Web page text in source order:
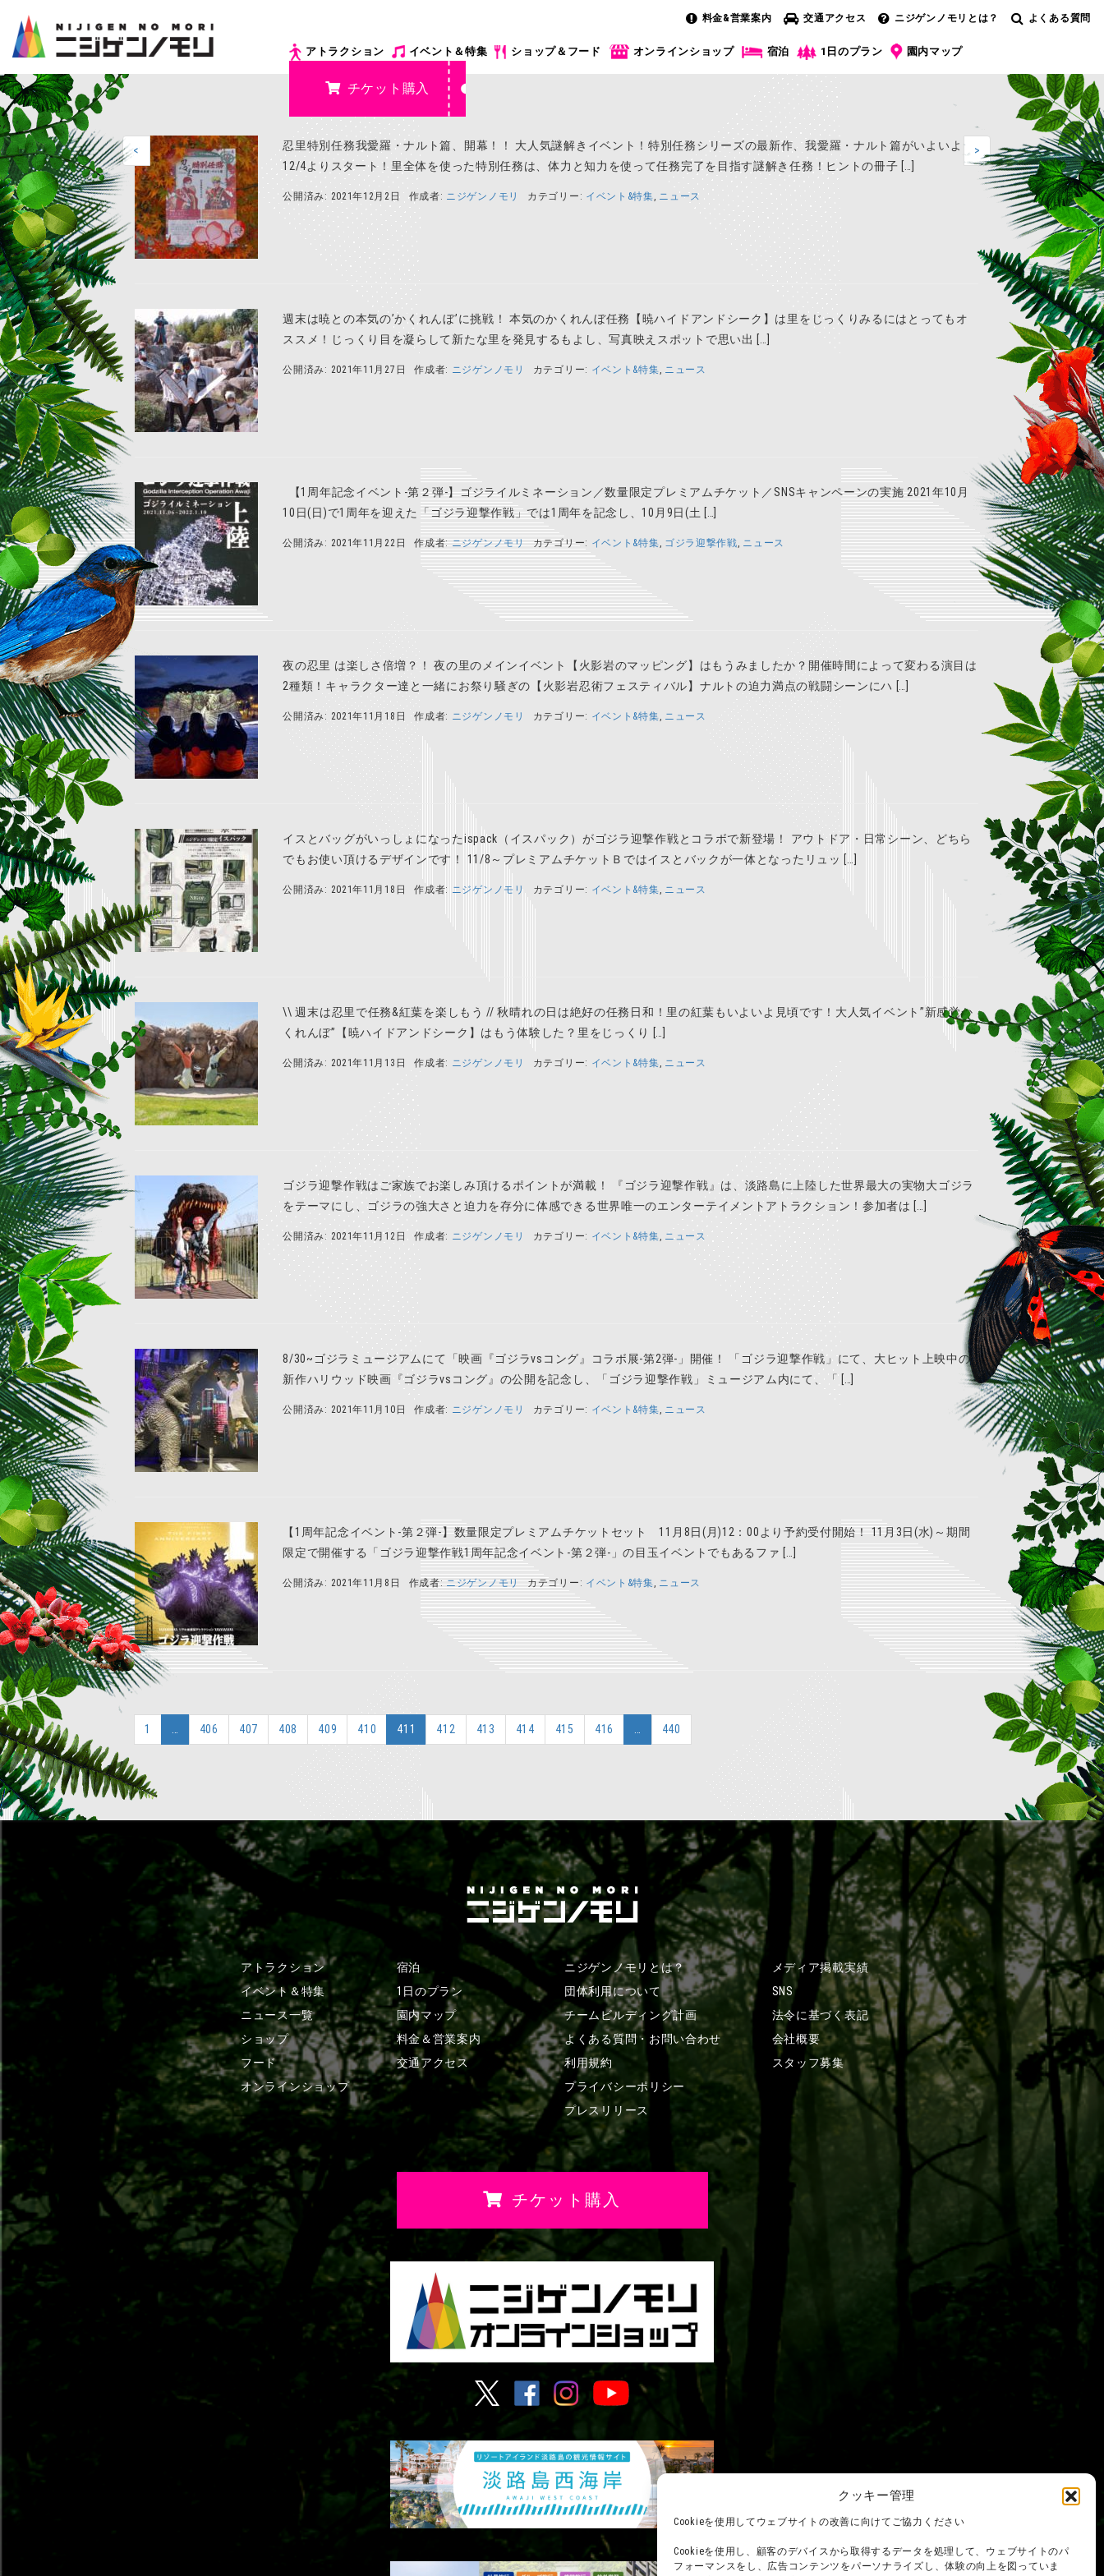
クッキー管理
Cookieを使用してウェブサイトの改善に向けてご協力ください
Cookieを使用し、顧客のデバイスから取得するデータを処理して、ウェブサイトのパ
フォーマンスをし、広告コンテンツをパーソナライズし、体験の向上を図っていま
料金&営業案内 交通アクセス ニジゲンノモリとは？ よくある質問
アトラクション イベント＆特集 ショップ＆フード オンラインショップ 宿泊 1日のプラン 園内マップ
チケット購入
忍里特別任務我愛羅・ナルト篇、開幕！！ 大人気謎解きイベント！特別任務シリーズの最新作、我愛羅・ナルト篇がいよいよ
12/4よりスタート！里全体を使った特別任務は、体力と知力を使って任務完了を目指す謎解き任務！ヒントの冊子 […]
公開済み: 2021年12月2日 作成者: ニジゲンノモリ カテゴリー: イベント&特集 ニュース
週末は暁との本気の’かくれんぼ’に挑戦！ 本気のかくれんぼ任務【暁ハイドアンドシーク】は里をじっくりみるにはとってもオ
ススメ！じっくり目を凝らして新たな里を発見するもよし、写真映えスポットで思い出 […]
公開済み: 2021年11月27日 作成者: ニジゲンノモリ カテゴリー: イベント&特集 ニュース
【1周年記念イベント-第２弾-】ゴジライルミネーション／数量限定プレミアムチケット／SNSキャンペーンの実施 2021年10月
10日(日)で1周年を迎えた「ゴジラ迎撃作戦」では1周年を記念し、10月9日(土 […]
公開済み: 2021年11月22日 作成者: ニジゲンノモリ カテゴリー: イベント&特集 ゴジラ迎撃作戦 ニュース
夜の忍里 は楽しさ倍増？！ 夜の里のメインイベント【火影岩のマッピング】はもうみましたか？開催時間によって変わる演目は
2種類！キャラクター達と一緒にお祭り騒ぎの【火影岩忍術フェスティバル】ナルトの迫力満点の戦闘シーンにハ […]
公開済み: 2021年11月18日 作成者: ニジゲンノモリ カテゴリー: イベント&特集 ニュース
イスとバッグがいっしょになったispack（イスパック）がゴジラ迎撃作戦とコラボで新登場！ アウトドア・日常シーン、どちら
でもお使い頂けるデザインです！ 11/8～プレミアムチケットＢではイスとバックが一体となったリュッ […]
公開済み: 2021年11月18日 作成者: ニジゲンノモリ カテゴリー: イベント&特集 ニュース
\\ 週末は忍里で任務&紅葉を楽しもう // 秋晴れの日は絶好の任務日和！里の紅葉もいよいよ見頃です！大人気イベント”新感覚か
くれんぼ”【暁ハイドアンドシーク】はもう体験した？里をじっくり […]
公開済み: 2021年11月13日 作成者: ニジゲンノモリ カテゴリー: イベント&特集 ニュース
ゴジラ迎撃作戦はご家族でお楽しみ頂けるポイントが満載！ 『ゴジラ迎撃作戦』は、淡路島に上陸した世界最大の実物大ゴジラ
をテーマにし、ゴジラの強大さと迫力を存分に体感できる世界唯一のエンターテイメントアトラクション！参加者は […]
公開済み: 2021年11月12日 作成者: ニジゲンノモリ カテゴリー: イベント&特集 ニュース
8/30~ゴジラミュージアムにて「映画『ゴジラvsコング』コラボ展-第2弾-」開催！ 「ゴジラ迎撃作戦」にて、大ヒット上映中の
新作ハリウッド映画『ゴジラvsコング』の公開を記念し、「ゴジラ迎撃作戦」ミュージアム内にて、「 […]
公開済み: 2021年11月10日 作成者: ニジゲンノモリ カテゴリー: イベント&特集 ニュース
【1周年記念イベント-第２弾-】数量限定プレミアムチケットセット 11月8日(月)12：00より予約受付開始！ 11月3日(水)～期間
限定で開催する「ゴジラ迎撃作戦1周年記念イベント-第２弾-」の目玉イベントでもあるファ […]
公開済み: 2021年11月8日 作成者: ニジゲンノモリ カテゴリー: イベント&特集 ニュース
<
1 406 407 408 409 410 411 412 413 414 415 416 440
>
アトラクション
イベント＆特集
ニュース一覧
ショップ
フード
オンラインショップ
宿泊
1日のプラン
園内マップ
料金＆営業案内
交通アクセス
ニジゲンノモリとは？
団体利用について
チームビルディング計画
よくある質問・ お問い合わせ
利用規約
プライバシーポリシー
プレスリリース
メディア掲載実績
SNS
法令に基づく表記
会社概要
スタッフ募集
チケット購入